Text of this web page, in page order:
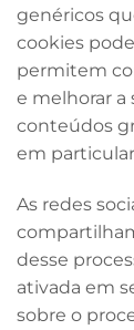
genéricos
cookies
permitem
e melhorar a
conteúdos
em
As redes
desse
ativada em
sobre o